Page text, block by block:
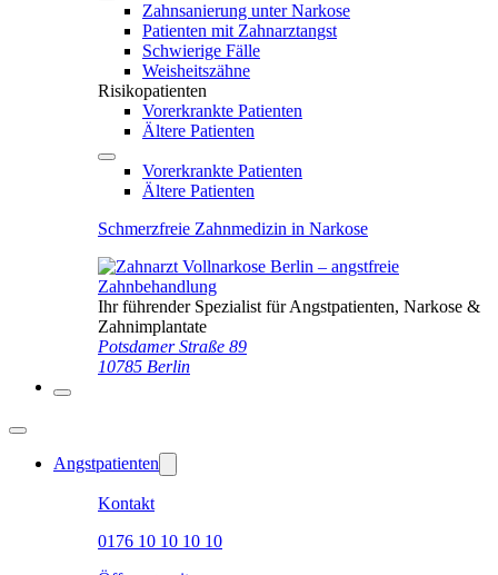
Zahnsanierung unter Narkose
Patienten mit Zahnarztangst
Schwierige Fälle
Weisheitszähne
Risikopatienten
Vorerkrankte Patienten
Ältere Patienten
Vorerkrankte Patienten
Ältere Patienten
Schmerzfreie Zahnmedizin in Narkose
Ihr führender Spezialist für Angstpatienten, Narkose &
Zahnimplantate
Potsdamer Straße 89
10785 Berlin
Angstpatienten
Kontakt
0176 10 10 10 10